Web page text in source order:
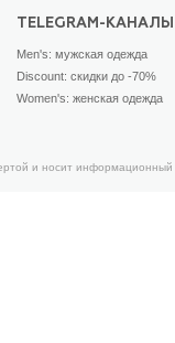
TELEGRAM-КАНАЛЫ
Men's: мужская одежда
Discount: скидки до -70%
Women's: женская одежда
и носит информационный